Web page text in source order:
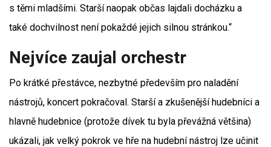
s těmi mladšími. Starší naopak občas lajdali docházku a
také dochvilnost není pokaždé jejich silnou stránkou.“
Nejvíce zaujal orchestr
Po krátké přestávce, nezbytné především pro naladění
nástrojů, koncert pokračoval. Starší a zkušenější hudebníci a
hlavně hudebnice (protože dívek tu byla převážná většina)
ukázali, jak velký pokrok ve hře na hudební nástroj lze učinit